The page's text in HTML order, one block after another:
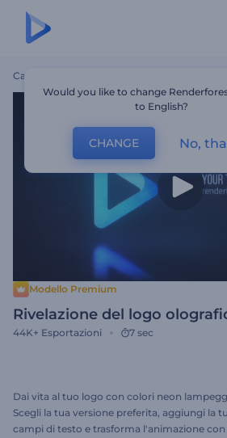
Casa
Modello Premium
Rivelazione del logo
44K+ Esportazioni 7 sec
Dai vita al tuo logo con colori neon
Scegli la tua versione preferita, aggiungi la
campi di testo e trasforma l'animazione
Would you like to change
to English?
CHANGE No,